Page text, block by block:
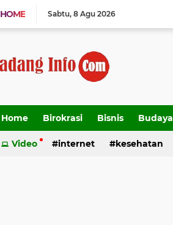
HOME Sabtu 8 Agu 2026
Home Birokrasi Bisnis Budaya
Transportasi
Video internet kesehatan